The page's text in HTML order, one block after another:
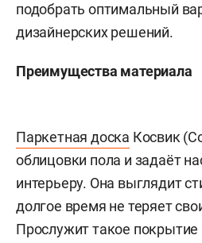
подобрать оптимальный
дизайнерских решений.
Преимущества материала
Паркетная доска Косвик
облицовки пола и задаёт
интерьеру. Она выглядит
долгое время не теряет
Прослужит такое покрытие